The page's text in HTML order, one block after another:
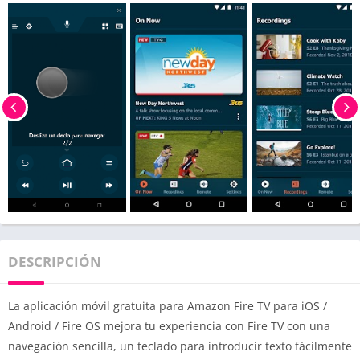
DESCRIPCIÓN
La aplicación móvil gratuita para Amazon Fire TV para iOS /
Android / Fire OS mejora tu experiencia con Fire TV con una
navegación sencilla, un teclado para introducir texto fácilmente